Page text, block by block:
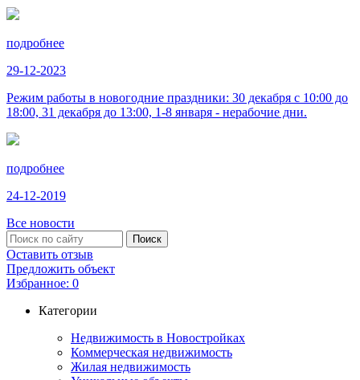
подробнее
29-12-2023
Режим работы в новогодние праздники: 30 декабря с 10:00 до
18:00, 31 декабря до 13:00, 1-8 января - нерабочие дни.
подробнее
24-12-2019
Все новости
Оставить отзыв
Предложить объект
Избранное: 0
Категории
Недвижимость в Новостройках
Коммерческая недвижимость
Жилая недвижимость